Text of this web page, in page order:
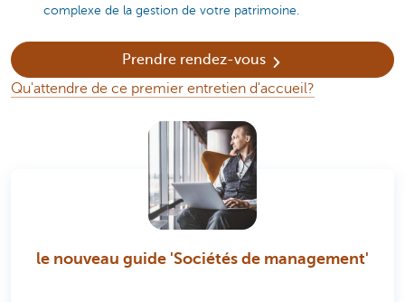
complexe de la gestion de votre patrimoine.
Prendre rendez-vous
Qu'attendre de ce premier entretien d'accueil?
le nouveau guide 'Sociétés de management'